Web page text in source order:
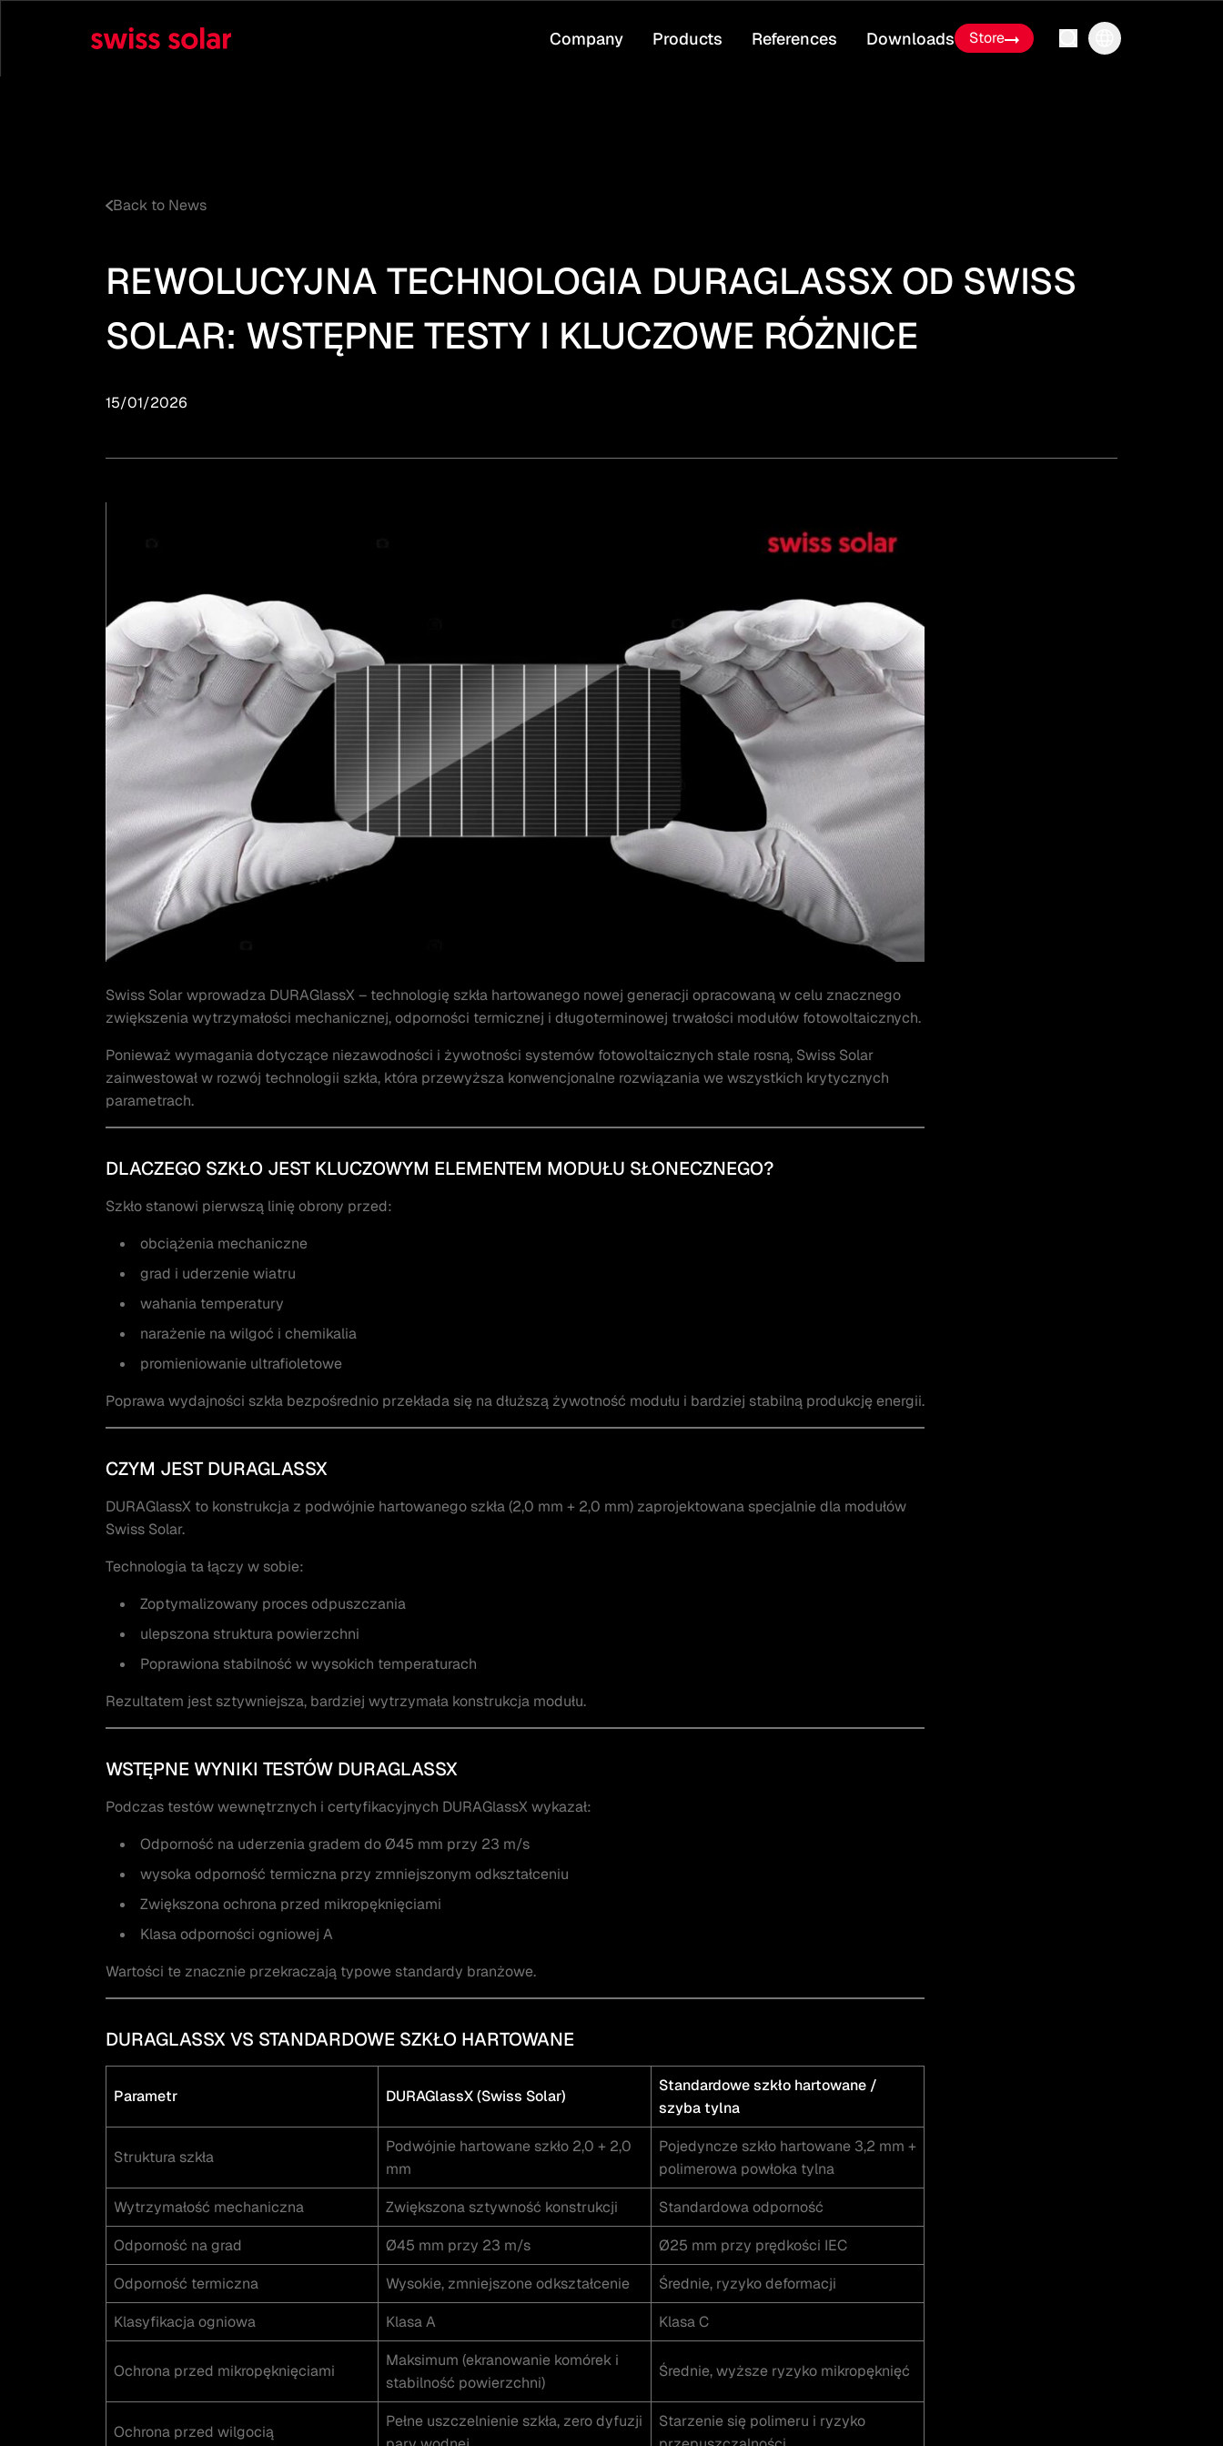
Company Products References Downloads Store
Back to News
REWOLUCYJNA TECHNOLOGIA DURAGLASSX OD SWISS
SOLAR: WSTĘPNE TESTY I KLUCZOWE RÓŻNICE
15/01/2026
Swiss Solar wprowadza DURAGlassX – technologię szkła hartowanego nowej generacji opracowaną w celu znacznego
zwiększenia wytrzymałości mechanicznej, odporności termicznej i długoterminowej trwałości modułów fotowoltaicznych.
Ponieważ wymagania dotyczące niezawodności i żywotności systemów fotowoltaicznych stale rosną, Swiss Solar
zainwestował w rozwój technologii szkła, która przewyższa konwencjonalne rozwiązania we wszystkich krytycznych
parametrach.
DLACZEGO SZKŁO JEST KLUCZOWYM ELEMENTEM MODUŁU SŁONECZNEGO?
Szkło stanowi pierwszą linię obrony przed:
obciążenia mechaniczne
grad i uderzenie wiatru
wahania temperatury
narażenie na wilgoć i chemikalia
promieniowanie ultrafioletowe
Poprawa wydajności szkła bezpośrednio przekłada się na dłuższą żywotność modułu i bardziej stabilną produkcję energii.
CZYM JEST DURAGLASSX
DURAGlassX to konstrukcja z podwójnie hartowanego szkła (2,0 mm + 2,0 mm) zaprojektowana specjalnie dla modułów
Swiss Solar.
Technologia ta łączy w sobie:
Zoptymalizowany proces odpuszczania
ulepszona struktura powierzchni
Poprawiona stabilność w wysokich temperaturach
Rezultatem jest sztywniejsza, bardziej wytrzymała konstrukcja modułu.
WSTĘPNE WYNIKI TESTÓW DURAGLASSX
Podczas testów wewnętrznych i certyfikacyjnych DURAGlassX wykazał:
Odporność na uderzenia gradem do Ø45 mm przy 23 m/s
wysoka odporność termiczna przy zmniejszonym odkształceniu
Zwiększona ochrona przed mikropęknięciami
Klasa odporności ogniowej A
Wartości te znacznie przekraczają typowe standardy branżowe.
DURAGLASSX VS STANDARDOWE SZKŁO HARTOWANE
Parametr DURAGlassX (Swiss Solar)
Standardowe szkło hartowane /
szyba tylna
Struktura szkła
Podwójnie hartowane szkło 2,0 + 2,0
mm
Pojedyncze szkło hartowane 3,2 mm +
polimerowa powłoka tylna
Wytrzymałość mechaniczna
Zwiększona sztywność konstrukcji
Standardowa odporność
Odporność na grad
Ø45 mm przy 23 m/s
Ø25 mm przy prędkości IEC
Odporność termiczna
Wysokie, zmniejszone odkształcenie
Średnie, ryzyko deformacji
Klasyfikacja ogniowa
Klasa A Klasa C
Ochrona przed mikropęknięciami
Maksimum (ekranowanie komórek i
stabilność powierzchni)
Średnie, wyższe ryzyko mikropęknięć
Ochrona przed wilgocią
Pełne uszczelnienie szkła, zero dyfuzji
Starzenie się polimeru i ryzyko